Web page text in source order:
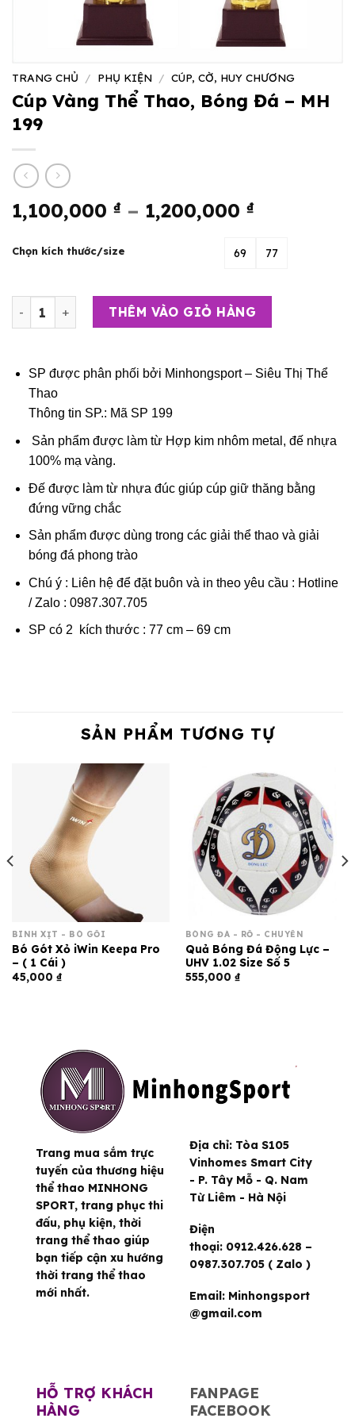
TRANG CHỦ / PHỤ KIỆN / CÚP, CỜ, HUY CHƯƠNG
Cúp Vàng Thể Thao, Bóng Đá – MH
199
1,100,000 ₫ – 1,200,000 ₫Khoảng
từ
1,200,000
Chọn kích thước/size 69 77
Cúp Vàng Thể Thao, Bóng Đá - MH 199 số lượng
THÊM VÀO GIỎ HÀNG
SP được phân phối bởi Minhongsport – Siêu Thị Thể
Thao
Thông tin SP.: Mã SP 199
Sản phẩm được làm từ Hợp kim nhôm metal, đế nhựa
100% mạ vàng.
Đế được làm từ nhựa đúc giúp cúp giữ thăng bằng
đứng vững chắc
Sản phẩm được dùng trong các giải thể thao và giải
bóng đá phong trào
Chú ý : Liên hệ để đặt buôn và in theo yêu cầu : Hotline
/ Zalo : 0987.307.705
SP có 2 kích thước : 77 cm – 69 cm
SẢN PHẨM TƯƠNG TỰ
BÌNH XỊT - BÓ GỐI
Bó Gót Xỏ iWin Keepa Pro
– ( 1 Cái )
45,000 ₫
BÓNG ĐÁ - RỔ - CHUYỀN
Quả Bóng Đá Động Lực –
UHV 1.02 Size Số 5
555,000 ₫
Trang mua sắm trực
tuyến của thương hiệu
thể thao MINHONG
SPORT, trang phục thi
đấu, phụ kiện, thời
trang thể thao giúp
bạn tiếp cận xu hướng
thời trang thể thao
mới nhất.
Địa chỉ: Tòa S105
Vinhomes Smart City
- P. Tây Mỗ - Q. Nam
Từ Liêm - Hà Nội
Điện
thoại: 0912.426.628 –
0987.307.705 ( Zalo )
Email: Minhongsport
@gmail.com
HỖ TRỢ KHÁCH
HÀNG
FANPAGE
FACEBOOK